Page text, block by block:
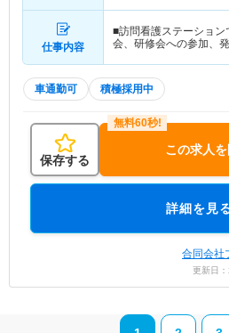
仕事内容
■訪問看護ステーショ
会、研修会への参加、
車通勤可 積極採用中
保存する
この求人
詳細を見
合同会社
更新日